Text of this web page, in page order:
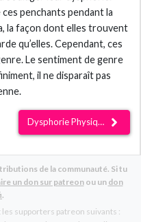
penchants pendant la
la façon dont elles trouvent
qu’elles. Cependant, ces
Le sentiment de genre
il ne disparaît pas
Dysphorie Physique
de la communauté. Si tu
un don sur patreonou un don
.
supporters patreon suivants :